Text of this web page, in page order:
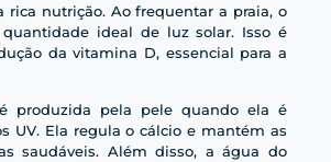
rica nutrição. Ao frequentar a praia, o
ideal de luz solar. Isso é
da vitamina D, essencial para a
produzida pela pele quando ela é
UV. Ela regula o cálcio e mantém as
saudáveis. Além disso, a água do